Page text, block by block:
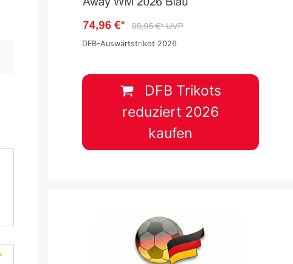
DFB-Auswärtstrikot 2026
DFB Trikots
reduziert 2026
kaufen